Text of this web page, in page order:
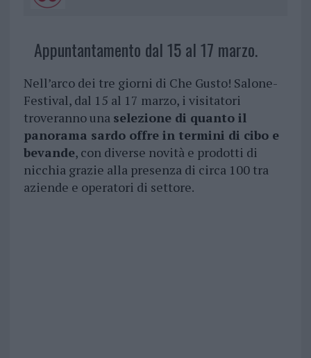
Appuntantamento dal 15 al 17 marzo.
Nell’arco dei tre giorni di Che Gusto! Salone-
Festival, dal 15 al 17 marzo, i visitatori
troveranno una selezione di quanto il
panorama sardo offre in termini di cibo e
bevande, con diverse novità e prodotti di
nicchia grazie alla presenza di circa 100 tra
aziende e operatori di settore.